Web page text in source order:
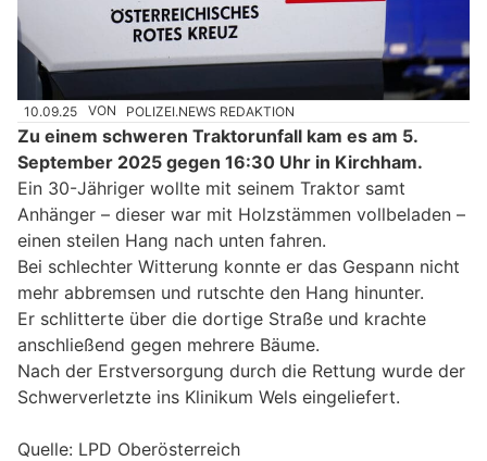
10.09.25 VON POLIZEI.NEWS REDAKTION
Zu einem schweren Traktorunfall kam es am 5.
September 2025 gegen 16:30 Uhr in Kirchham.
Ein 30-Jähriger wollte mit seinem Traktor samt
Anhänger – dieser war mit Holzstämmen vollbeladen –
einen steilen Hang nach unten fahren.
Bei schlechter Witterung konnte er das Gespann nicht
mehr abbremsen und rutschte den Hang hinunter.
Er schlitterte über die dortige Straße und krachte
anschließend gegen mehrere Bäume.
Nach der Erstversorgung durch die Rettung wurde der
Schwerverletzte ins Klinikum Wels eingeliefert.
Quelle: LPD Oberösterreich